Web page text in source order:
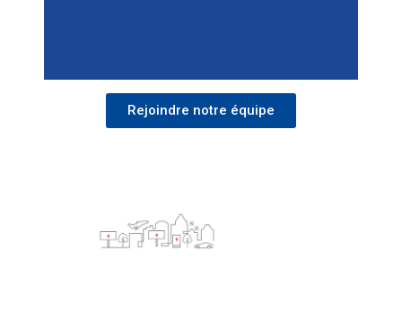
Rejoindre notre équipe